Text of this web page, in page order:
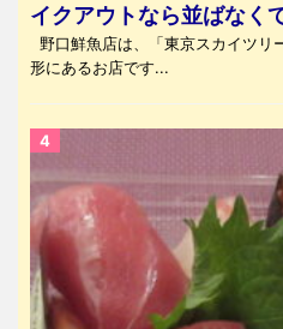
イクアウトなら並ばなく
野口鮮魚店は、「東京スカイツリ
形にあるお店です...